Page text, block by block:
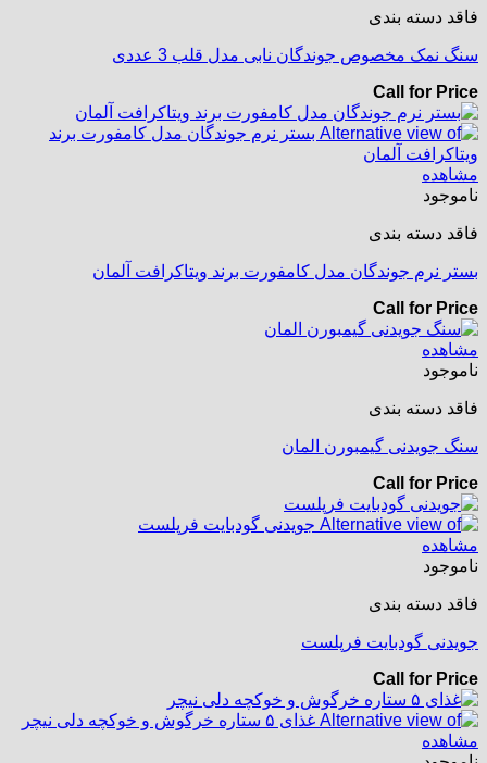
فاقد دسته بندی
سنگ نمک مخصوص جوندگان نابی مدل قلب 3 عددی
Call for Price
مشاهده
ناموجود
فاقد دسته بندی
بستر نرم جوندگان مدل کامفورت برند ویتاکرافت آلمان
Call for Price
مشاهده
ناموجود
فاقد دسته بندی
سنگ جویدنی گیمبورن المان
Call for Price
مشاهده
ناموجود
فاقد دسته بندی
جویدنی گودبایت فرپلست
Call for Price
مشاهده